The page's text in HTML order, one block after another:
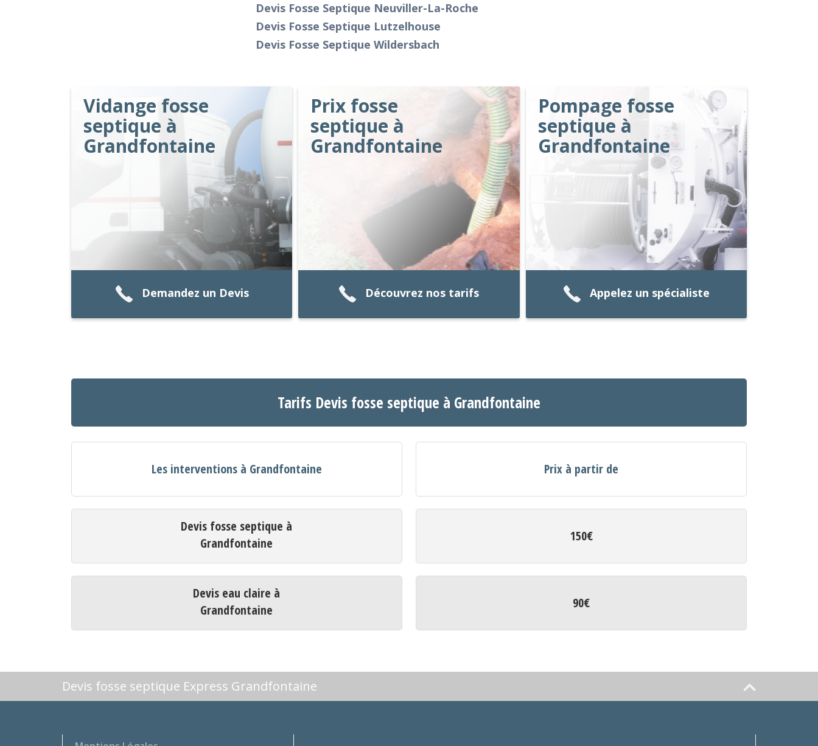
Devis Fosse Septique Neuviller-La-Roche
Devis Fosse Septique Lutzelhouse
Devis Fosse Septique Wildersbach
Vidange fosse
septique à
Grandfontaine
Demandez un Devis
Prix fosse
septique à
Grandfontaine
Découvrez nos tarifs
Pompage fosse
septique à
Grandfontaine
Appelez un spécialiste
Tarifs Devis fosse septique à Grandfontaine
Les interventions à Grandfontaine Prix à partir de
Devis fosse septique à
Grandfontaine
150€
Devis eau claire à
Grandfontaine
90€
Devis fosse septique Express Grandfontaine